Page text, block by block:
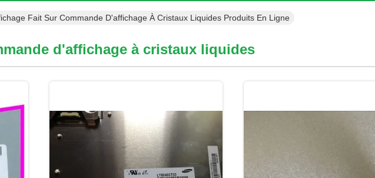
Fait Sur Commande D'affichage À Cristaux Liquides Produits En Ligne
d'affichage à cristaux liquides